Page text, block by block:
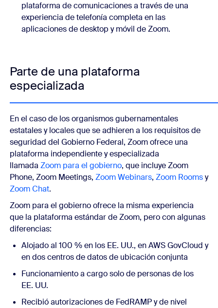
plataforma de comunicaciones a través de una
experiencia de telefonía completa en las
aplicaciones de desktop y móvil de Zoom.
Parte de una plataforma
especializada
En el caso de los organismos gubernamentales
estatales y locales que se adhieren a los requisitos de
seguridad del Gobierno Federal, Zoom ofrece una
plataforma independiente y especializada
llamada Zoom para el gobierno, que incluye Zoom
Phone, Zoom Meetings, Zoom Webinars, Zoom Roomsy
Zoom Chat.
Zoom para el gobierno ofrece la misma experiencia
que la plataforma estándar de Zoom, pero con algunas
diferencias:
Alojado al 100 % en los EE. UU., en AWS GovCloud y
en dos centros de datos de ubicación conjunta
Funcionamiento a cargo solo de personas de los
EE. UU.
Recibió autorizaciones de FedRAMP y de nivel